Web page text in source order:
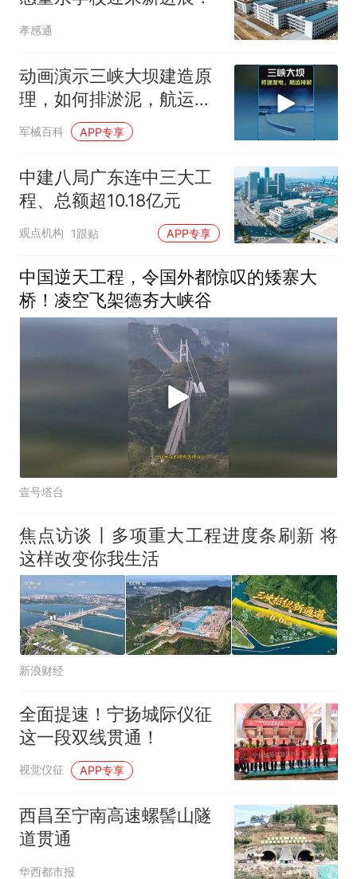
孝感通
动画演示三峡大坝建造原
理，如何排淤泥，航运，
发电？ #科普知识
军械百科 APP专享
中建八局广东连中三大工
程、总额超10.18亿元
观点机构 1跟贴 APP专享
中国逆天工程，令国外都惊叹的矮寨大
桥！凌空飞架德夯大峡谷
壹号塔台
焦点访谈丨多项重大工程进度条刷新 将
这样改变你我生活
新浪财经
全面提速！宁扬城际仪征
这一段双线贯通！
视觉仪征 APP专享
西昌至宁南高速螺髻山隧
道贯通
华西都市报